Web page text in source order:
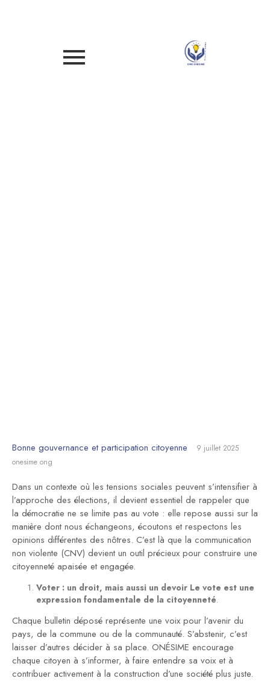
Bonne gouvernance et participation citoyenne
9 juillet 2025
onesime ong
Dans un contexte où les tensions sociales peuvent s’intensifier à
l’approche des élections, il devient essentiel de rappeler que
la démocratie ne se limite pas au vote : elle repose aussi sur la
manière dont nous échangeons, écoutons et respectons les
opinions différentes des nôtres. C’est là que la communication
non violente (CNV) devient un outil précieux pour construire une
citoyenneté apaisée et engagée.
Voter : un droit, mais aussi un devoir Le vote est une
expression fondamentale de la citoyenneté.
Chaque bulletin déposé représente une voix pour l’avenir du
pays, de la commune ou de la communauté. S’abstenir, c’est
laisser d’autres décider à sa place. ONÉSIME encourage
chaque citoyen à s’informer, à faire entendre sa voix et à
contribuer activement à la construction d’une société plus juste.